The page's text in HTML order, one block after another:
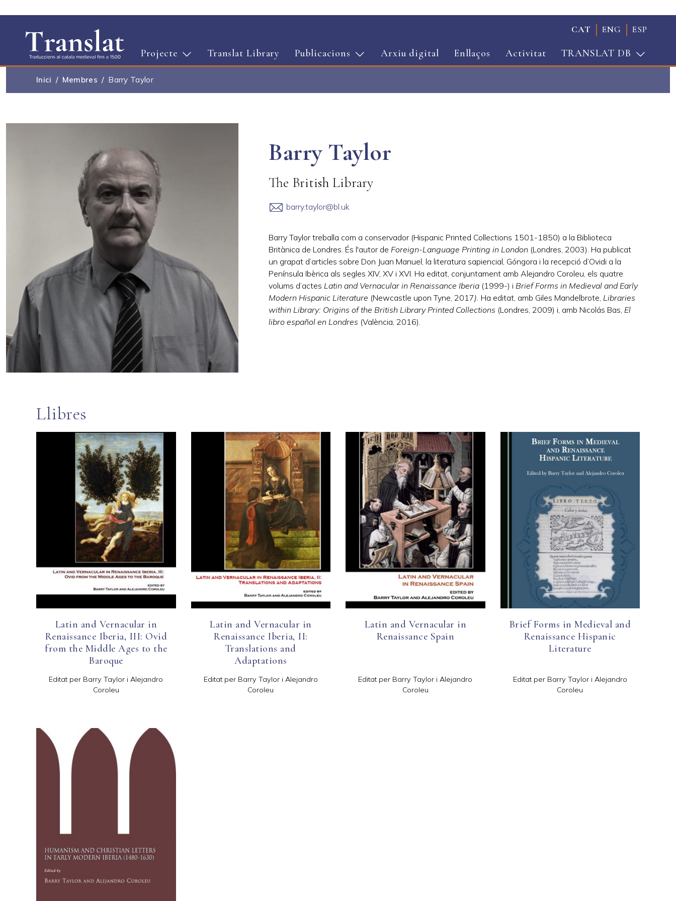
CAT ENG ESP
Projecte Translat Library Publicacions Arxiu digital Enllaços Activitat TRANSLAT DB
Inici Membres Barry Taylor
Barry Taylor
The British Library
barry.taylor@bl.uk
Barry Taylor treballa com a conservador (Hispanic Printed Collections 1501-1850) a la Biblioteca
Britànica de Londres. És l'autor de Foreign-Language Printing in London (Londres, 2003). Ha publicat
un grapat d’articles sobre Don Juan Manuel, la literatura sapiencial, Góngora i la recepció d’Ovidi a la
Península Ibèrica als segles XIV, XV i XVI. Ha editat, conjuntament amb Alejandro Coroleu, els quatre
volums d’actes Latin and Vernacular in Renaissance Iberia (1999-) i Brief Forms in Medieval and Early
Modern Hispanic Literature (Newcastle upon Tyne, 2017). Ha editat, amb Giles Mandelbrote, Libraries
within Library: Origins of the British Library Printed Collections (Londres, 2009) i, amb Nicolás Bas, El
libro español en Londres (València, 2016).
Llibres
Latin and Vernacular in
Renaissance Iberia, III: Ovid
from the Middle Ages to the
Baroque
Editat per Barry Taylor i Alejandro
Coroleu
Latin and Vernacular in
Renaissance Iberia, II:
Translations and
Adaptations
Editat per Barry Taylor i Alejandro
Coroleu
Latin and Vernacular in
Renaissance Spain
Editat per Barry Taylor i Alejandro
Coroleu
Brief Forms in Medieval and
Renaissance Hispanic
Literature
Editat per Barry Taylor i Alejandro
Coroleu